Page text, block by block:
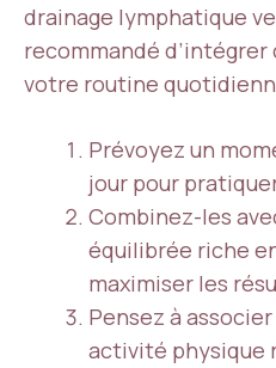
drainage lymphatique
recommandé
votre routine
Prévoyez un
jour pour
Combinez-les
équilibrée riche
maximiser les
Pensez à
activité physique